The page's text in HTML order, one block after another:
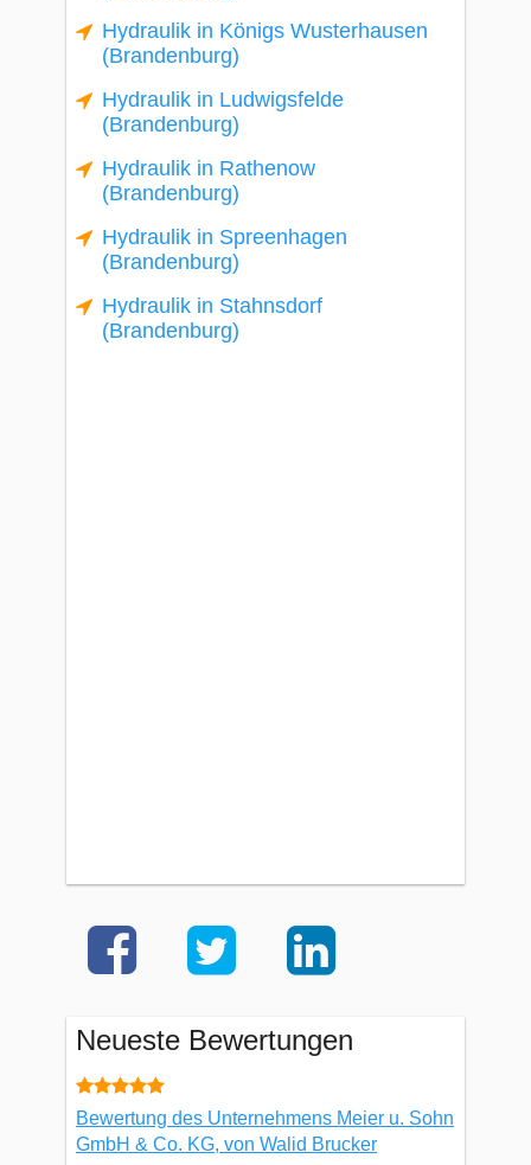
Hydraulik in Königs Wusterhausen
(Brandenburg)
Hydraulik in Ludwigsfelde
(Brandenburg)
Hydraulik in Rathenow
(Brandenburg)
Hydraulik in Spreenhagen
(Brandenburg)
Hydraulik in Stahnsdorf
(Brandenburg)
Neueste Bewertungen
Bewertung des Unternehmens Meier u. Sohn
GmbH & Co. KG, von Walid Brucker